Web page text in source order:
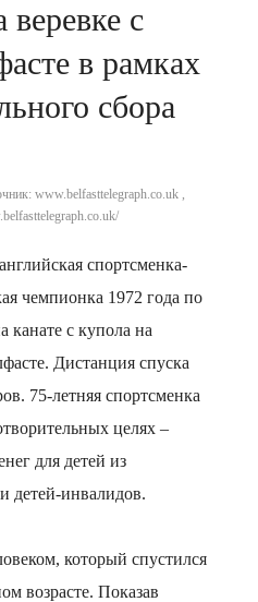
веревке с
в рамках
сбора
www.belfasttelegraph.co.uk ,
спортсменка-
чемпионка 1972 года по
канате с купола на
Дистанция спуска
75-летняя спортсменка
целях –
для детей из
детей-инвалидов.
который спустился
возрасте. Показав